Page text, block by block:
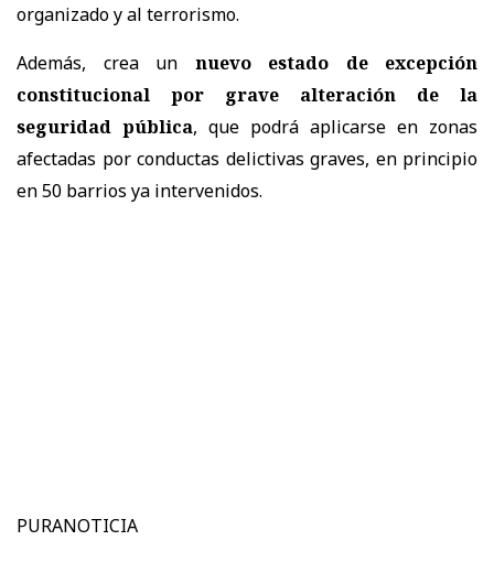
organizado y al terrorismo.
Además, crea un nuevo estado de excepción
constitucional por grave alteración de la
seguridad pública, que podrá aplicarse en zonas
afectadas por conductas delictivas graves, en principio
en 50 barrios ya intervenidos.
PURANOTICIA